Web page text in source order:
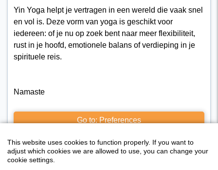
Yin Yoga helpt je vertragen in een wereld die vaak snel
en vol is. Deze vorm van yoga is geschikt voor
iedereen: of je nu op zoek bent naar meer flexibiliteit,
rust in je hoofd, emotionele balans of verdieping in je
spirituele reis.
Namaste
Go to: Preferences
This website uses cookies to function properly. If you want to
adjust which cookies we are allowed to use, you can change your
cookie settings.